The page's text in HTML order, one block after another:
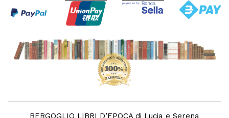
BERGOGLIO LIBRI D’EPOCA di Lucia e Serena